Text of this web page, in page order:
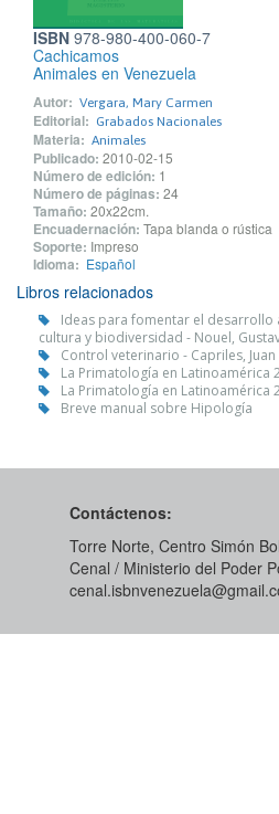
ISBN 978-980-400-060-7
Cachicamos
Animales en Venezuela
Autor: Vergara, Mary Carmen
Editorial: Grabados Nacionales
Materia: Animales
Publicado: 2010-02-15
Número de edición: 1
Número de páginas: 24
Tamaño: 20x22cm.
Encuadernación: Tapa blanda o rústica
Soporte: Impreso
Idioma: Español
Libros relacionados
Ideas para fomentar el desarrollo
cultura y biodiversidad - Nouel,
Control veterinario - Capriles,
La Primatología en Latinoamérica
La Primatología en Latinoamérica
Breve manual sobre Hipología
Contáctenos:
Torre Norte, Centro Simón
Cenal / Ministerio del Poder